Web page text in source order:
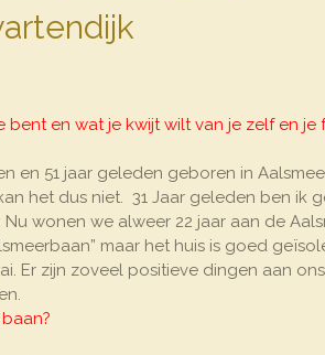
bent en wat je kwijt wilt van je zelf en je
en 51 jaar geleden geboren in
het dus niet. 31 Jaar geleden ben ik
Nu wonen we alweer 22 jaar aan de
maar het huis is goed
Er zijn zoveel positieve dingen aan